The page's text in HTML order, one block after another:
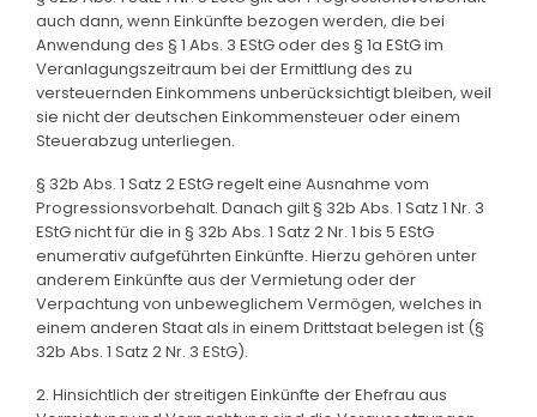
auch dann, wenn Einkünfte bezogen werden, die bei
Anwendung des § 1 Abs. 3 EStG oder des § 1a EStG im
Veranlagungszeitraum bei der Ermittlung des zu
versteuernden Einkommens unberücksichtigt bleiben, weil
sie nicht der deutschen Einkommensteuer oder einem
Steuerabzug unterliegen.
§ 32b Abs. 1 Satz 2 EStG regelt eine Ausnahme vom
Progressionsvorbehalt. Danach gilt § 32b Abs. 1 Satz 1 Nr. 3
EStG nicht für die in § 32b Abs. 1 Satz 2 Nr. 1 bis 5 EStG
enumerativ aufgeführten Einkünfte. Hierzu gehören unter
anderem Einkünfte aus der Vermietung oder der
Verpachtung von unbeweglichem Vermögen, welches in
einem anderen Staat als in einem Drittstaat belegen ist (§
32b Abs. 1 Satz 2 Nr. 3 EStG).
2. Hinsichtlich der streitigen Einkünfte der Ehefrau aus